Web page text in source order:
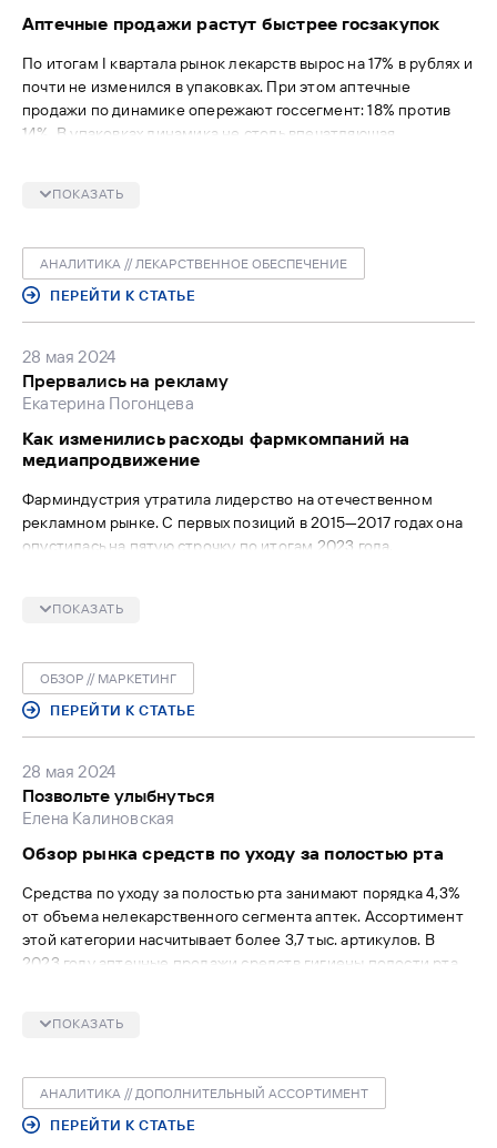
Аптечные продажи растут быстрее госзакупок
По итогам I квартала рынок лекарств вырос на 17% в рублях и
почти не изменился в упаковках. При этом аптечные
продажи по динамике опережают госсегмент: 18% против
14%. В упаковках динамика не столь впечатляющая.
ПОКАЗАТЬ
АНАЛИТИКА // ЛЕКАРСТВЕННОЕ ОБЕСПЕЧЕНИЕ
ПЕРЕЙТИ К СТАТЬЕ
28 мая 2024
Прервались на рекламу
Екатерина Погонцева
Как изменились расходы фармкомпаний на
медиапродвижение
Фарминдустрия утратила лидерство на отечественном
рекламном рынке. С первых позиций в 2015—2017 годах она
опустилась на пятую строчку по итогам 2023 года.
ПОКАЗАТЬ
ОБЗОР // МАРКЕТИНГ
ПЕРЕЙТИ К СТАТЬЕ
28 мая 2024
Позвольте улыбнуться
Елена Калиновская
Обзор рынка средств по уходу за полостью рта
Средства по уходу за полостью рта занимают порядка 4,3%
от объема нелекарственного сегмента аптек. Ассортимент
этой категории насчитывает более 3,7 тыс. артикулов. В
2023 году аптечные продажи средств гигиены полости рта
ПОКАЗАТЬ
АНАЛИТИКА // ДОПОЛНИТЕЛЬНЫЙ АССОРТИМЕНТ
ПЕРЕЙТИ К СТАТЬЕ